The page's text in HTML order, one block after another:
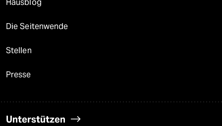
Hausblog
Die Seitenwende
Stellen
Presse
Unterstützen